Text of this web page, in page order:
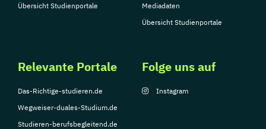
Übersicht Studienportale
Mediadaten
Übersicht Studienportale
Relevante Portale
Das-Richtige-studieren.de
Wegweiser-duales-Studium.de
Studieren-berufsbegleitend.de
Folge uns auf
Instagram